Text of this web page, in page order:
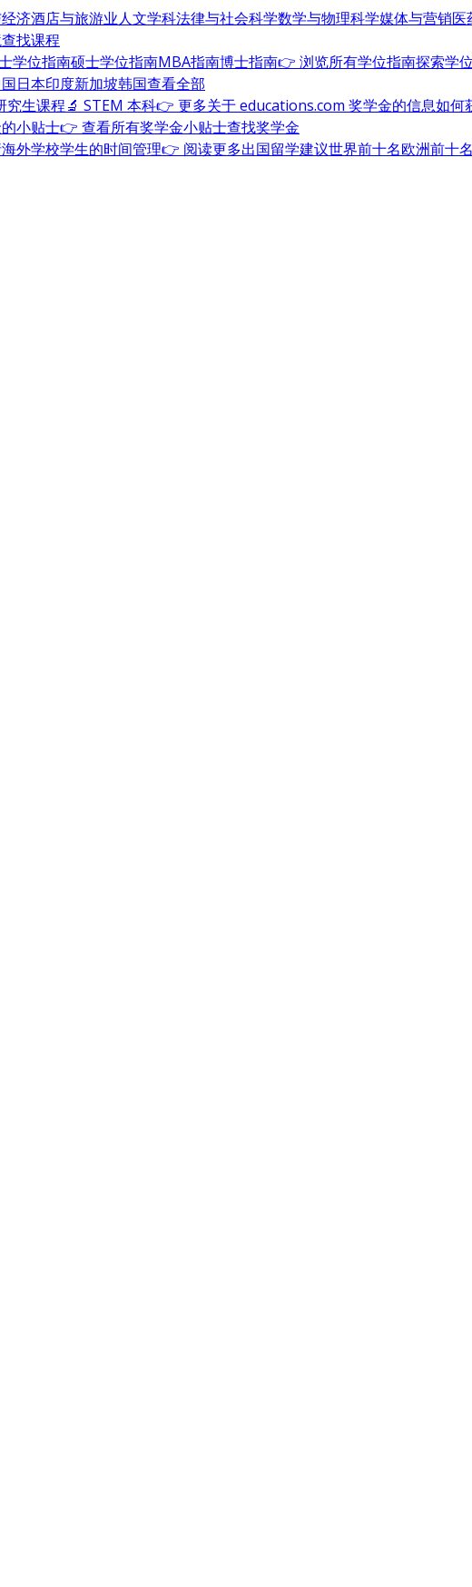
济酒店与旅游业人文学科法律与社会科学数学与物理科学媒体与营销医
查找课程
学位指南硕士学位指南MBA指南博士指南👉 浏览所有学位指南探索学位
日本印度新加坡韩国查看全部
究生课程🔬 STEM 本科👉 更多关于 educations.com 奖学金的信息如何
小贴士👉 查看所有奖学金小贴士查找奖学金
外学校学生的时间管理👉 阅读更多出国留学建议世界前十名欧洲前十名